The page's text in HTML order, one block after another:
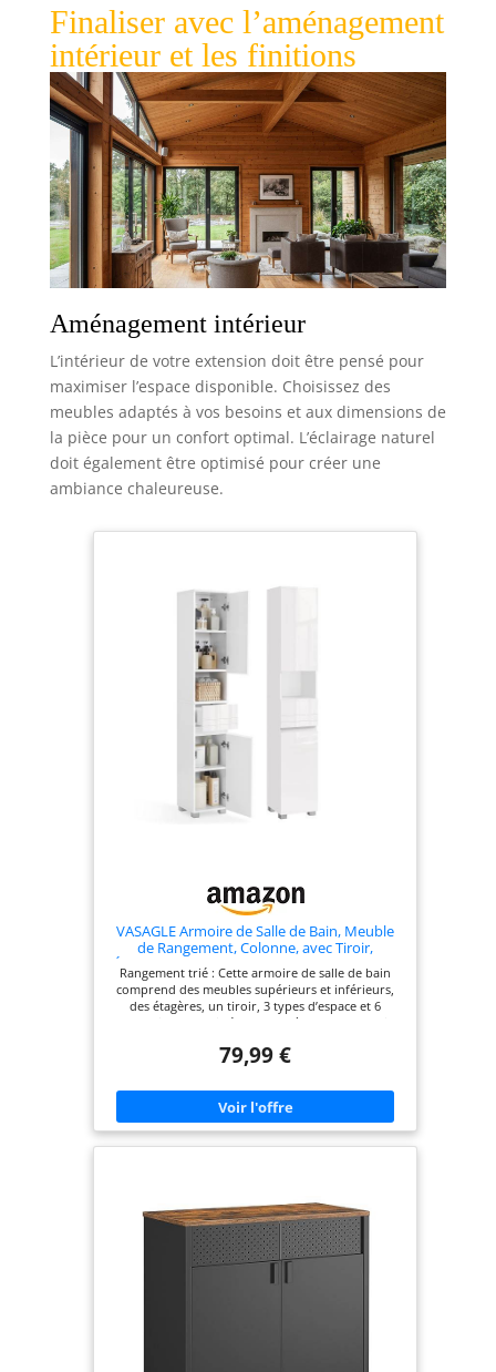
Finaliser avec l’aménagement
intérieur et les finitions
Aménagement intérieur
L’intérieur de votre extension doit être pensé pour
maximiser l’espace disponible. Choisissez des
meubles adaptés à vos besoins et aux dimensions de
la pièce pour un confort optimal. L’éclairage naturel
doit également être optimisé pour créer une
ambiance chaleureuse.
VASAGLE Armoire de Salle de Bain, Meuble
de Rangement, Colonne, avec Tiroir,
Étagères Réglables, Compartiments, 30 x 30
x 170 cm, Blanc BBC560P31
Rangement trié : Cette armoire de salle de bain
comprend des meubles supérieurs et inférieurs,
des étagères, un tiroir, 3 types d’espace et 6
compartiments qui répondront à tous vos besoins
supérieures et inférieures peuvent être installées
étagères à l’intérieur sont réglables en hauteur
Facile à assembler et à nettoyer : Grâce aux pièces
numérotées et aux instructions claires,
l’assemblage de cette colonne est facile, les
minimalistes, font de ce meuble de salle de bain
un meuble-déco idéal pour votre intérieur Solide,
stable et sûr : Ce placard est fabriqué en
panneaux MDF robustes, solides et stables, le kit
anti-basculement augmente la stabilité et sécurise
79,99 €